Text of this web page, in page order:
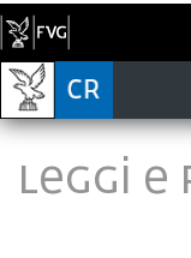
LEGGI E